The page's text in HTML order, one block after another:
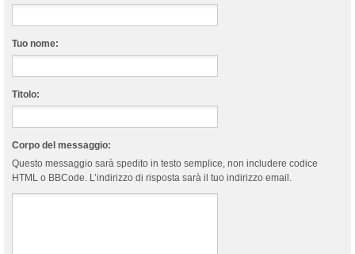
Tuo nome:
Titolo:
Corpo del messaggio:
Questo messaggio sarà spedito in testo semplice, non includere codice
HTML o BBCode. L’indirizzo di risposta sarà il tuo indirizzo email.